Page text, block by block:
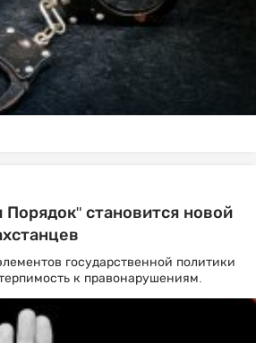
становится новой
государственной политики
к правонарушениям.